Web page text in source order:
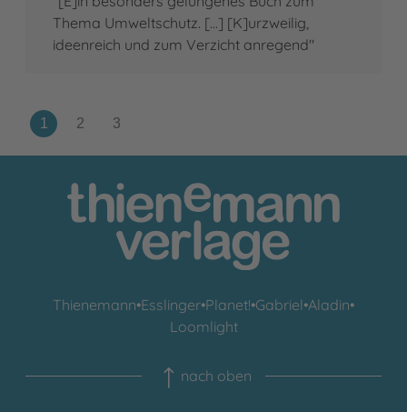
Thema Umweltschutz. [...] [K]urzweilig,
ideenreich und zum Verzicht anregend"
Thienemann•Esslinger•Planet!•Gabriel•Aladin•
Loomlight
nach oben